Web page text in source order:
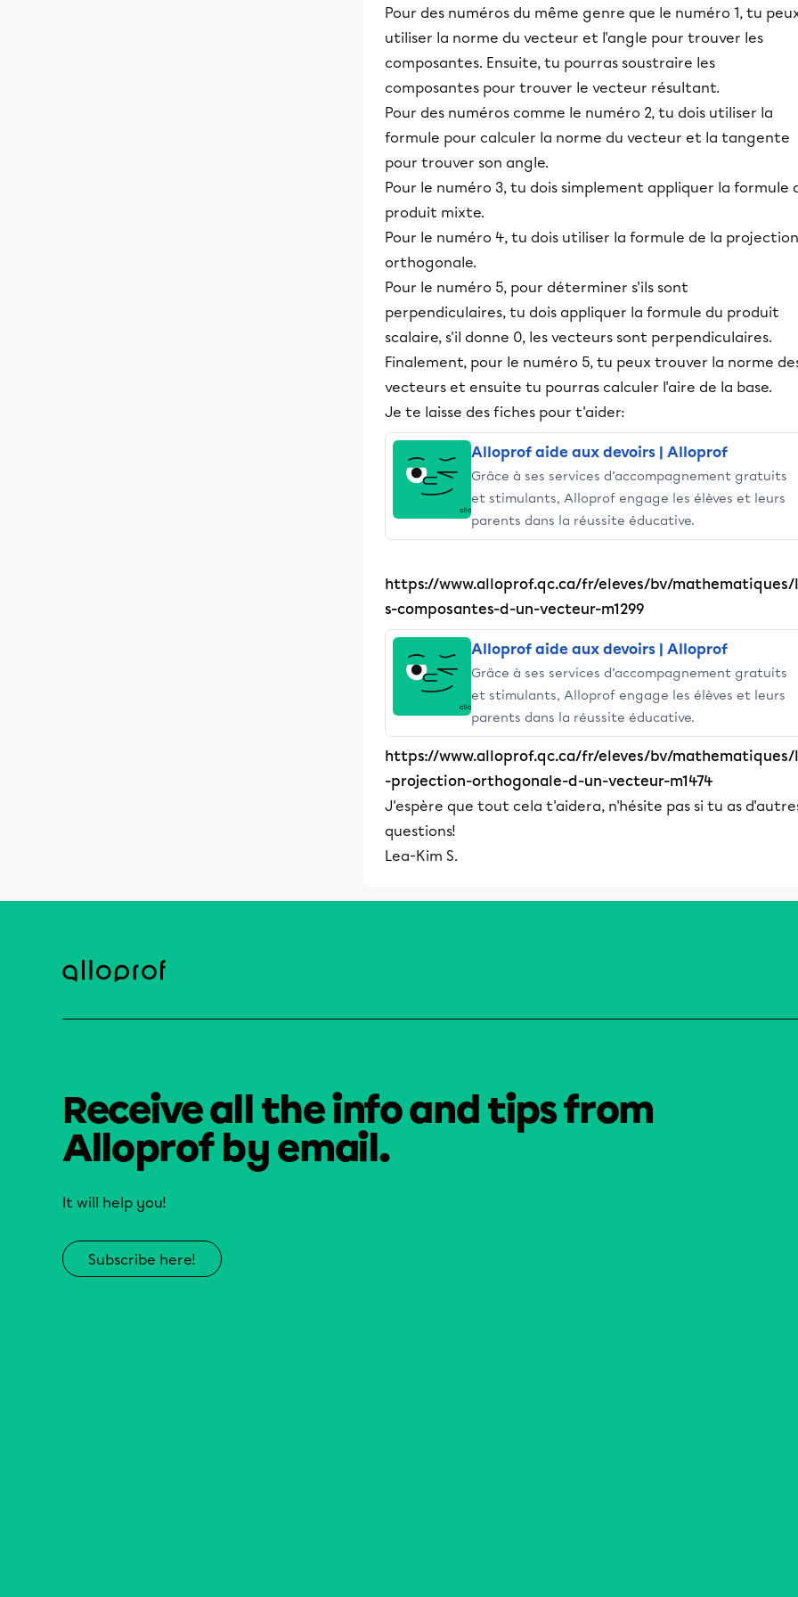
Pour des numéros du même genre que le numéro 1, tu
utiliser la norme du vecteur et l'angle pour trouver les
composantes. Ensuite, tu pourras soustraire les
composantes pour trouver le vecteur résultant.
Pour des numéros comme le numéro 2, tu dois utiliser la
formule pour calculer la norme du vecteur et la tangente
pour trouver son angle.
Pour le numéro 3, tu dois simplement appliquer la formule
produit mixte.
Pour le numéro 4, tu dois utiliser la formule de la projection
orthogonale.
Pour le numéro 5, pour déterminer s'ils sont
perpendiculaires, tu dois appliquer la formule du produit
scalaire, s'il donne 0, les vecteurs sont perpendiculaires.
Finalement, pour le numéro 5, tu peux trouver la norme
vecteurs et ensuite tu pourras calculer l'aire de la base.
Je te laisse des fiches pour t'aider:
Alloprof aide aux devoirs | Alloprof
Grâce à ses services d’accompagnement gratuits
et stimulants, Alloprof engage les élèves et leurs
parents dans la réussite éducative.
https://www.alloprof.qc.ca/fr/eleves/bv/mathematiques/
s-composantes-d-un-vecteur-m1299
Alloprof aide aux devoirs | Alloprof
Grâce à ses services d’accompagnement gratuits
et stimulants, Alloprof engage les élèves et leurs
parents dans la réussite éducative.
https://www.alloprof.qc.ca/fr/eleves/bv/mathematiques/
-projection-orthogonale-d-un-vecteur-m1474
J'espère que tout cela t'aidera, n'hésite pas si tu as
questions!
Lea-Kim S.
Receive all the info and tips from
Alloprof by email.
It will help you!
Subscribe here!